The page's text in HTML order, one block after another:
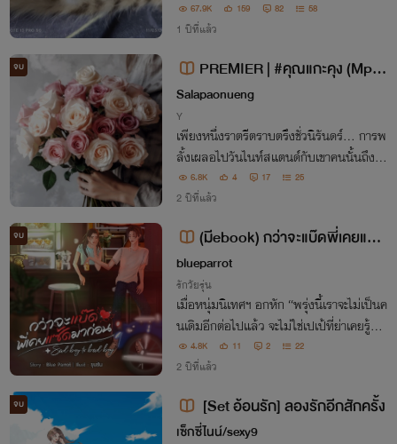
67.9K 159 82 58
1 ปีที่แล้ว
จบ
PREMIER | #คุณแกะคุง (Mpre
g)
Salapaonueng
Y
เพียงหนึ่งราตรีตราบตรึงชั่วนิรันดร์… การพ
ลั้งเผลอไปวันไนท์สแตนด์กับเขาคนนั้นถึงกั
บเปลี่ยนชีวิตของผมไปตลอดกาล
6.8K 4 17 25
2 ปีที่แล้ว
จบ
(มีebook) กว่าจะแบ๊ดพี่เคยแซ้ด
มาก่อน sad boy to bad boy
blueparrot
รักวัยรุ่น
เมื่อหนุ่มนิเทศฯ อกหัก “พรุ่งนี้เราจะไม่เป็นค
นเดิมอีกต่อไปแล้ว จะไม่ใช่เปเป้ที่ย่าเคยรู้จัก
จะไม่ใช่เป๋าเป้ที่เพื่อนชอบเรียก แต่จะกลายเป็
นพี่เป้! ว่าที่คาสโนว่าที่จะล่าตับสาวตัวท็อปใ
4.8K 11 2 22
2 ปีที่แล้ว
จบ [Set อ้อนรัก] ลองรักอีกสักครั้ง
เซ็กซี่ไนน์/sexy9